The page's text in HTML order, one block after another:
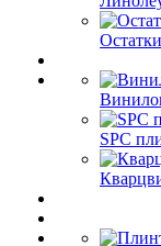
SPC